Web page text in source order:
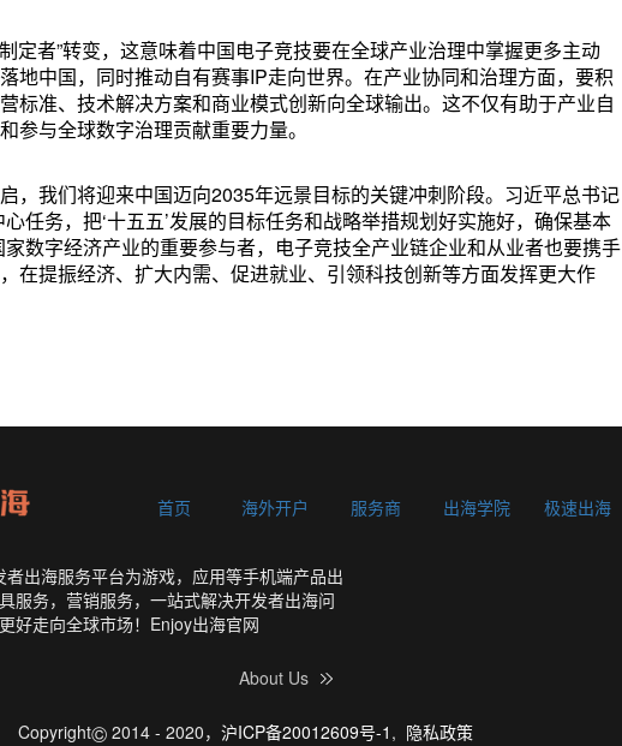
定者”转变，这意味着中国电子竞技要在全球产业治理中掌握更多主动
地中国，同时推动自有赛事IP走向世界。在产业协同和治理方面，要积
标准、技术解决方案和商业模式创新向全球输出。这不仅有助于产业自
参与全球数字治理贡献重要力量。
，我们将迎来中国迈向2035年远景目标的关键冲刺阶段。习近平总书记
任务，把‘十五五’发展的目标任务和战略举措规划好实施好，确保基本
数字经济产业的重要参与者，电子竞技全产业链企业和从业者也要携手
在提振经济、扩大内需、促进就业、引领科技创新等方面发挥更大作
首页 海外开户 服务商 出海学院 极速出海
出海服务平台为游戏，应用等手机端产品出
服务，营销服务，一站式解决开发者出海问
好走向全球市场！Enjoy出海官网
About Us
Copyright© 2014 - 2020， 沪ICP备20012609号-1 , 隐私政策